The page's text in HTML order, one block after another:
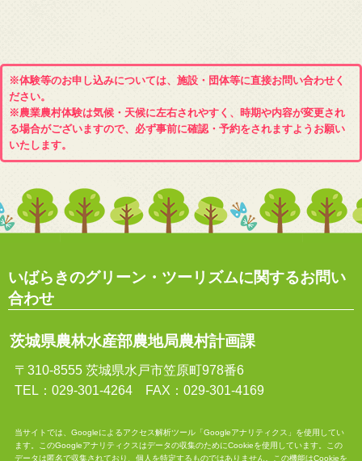
※体験等のお申し込みについては、施設・団体等に直接お問い合わせく
ださい。
※農業農村体験は気候・天候に左右されやすく、時期や内容が変更され
る場合がございますので、必ず事前に確認・予約をされますようお願い
いたします。
いばらきのグリーン・ツーリズムに関するお問い
合わせ
茨城県農林水産部農地局農村計画課
〒310-8555 茨城県水戸市笠原町978番6
TEL：029-301-4264 FAX：029-301-4169
当サイトでは、Googleによるアクセス解析ツール「Googleアナリティクス」を使用してい
ます。このGoogleアナリティクスはデータの収集のためにCookieを使用しています。この
データは匿名で収集されており、個人を特定するものではありません。この機能はCookieを